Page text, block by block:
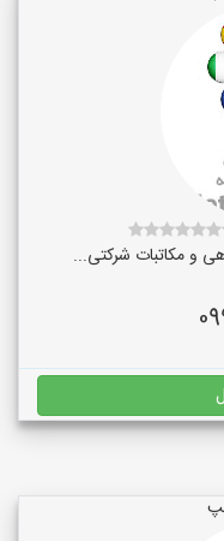
و مکاتبات شرکتی...